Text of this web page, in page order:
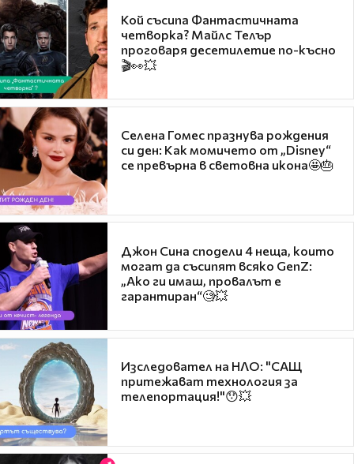
Кой съсипа Фантастичната
четворка? Майлс Телър
проговаря десетилетие по-късно
🎬👀💥
Селена Гомес празнува рождения
си ден: Как момичето от „Disney“
се превърна в световна икона🤩🎂
Джон Сина сподели 4 неща, които
могат да съсипят всяко GenZ:
„Ако ги имаш, провалът е
гарантиран“🧐💥
Изследовател на НЛО: "САЩ
притежават технология за
телепортация!"😯💥